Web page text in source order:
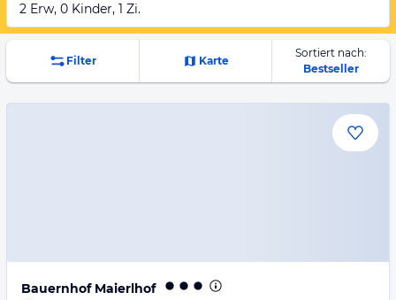
2 Erw, 0 Kinder, 1 Zi.
Filter Karte
Sortiert nach:
Bestseller
Bauernhof Maierlhof